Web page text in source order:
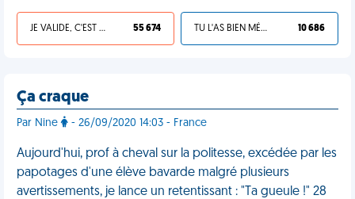
JE VALIDE, C'EST UNE VDM 55 674 TU L'AS BIEN MÉRITÉ 10 686
Ça craque
Par Nine - 26/09/2020 14:03 - France
Aujourd'hui, prof à cheval sur la politesse, excédée par les
papotages d'une élève bavarde malgré plusieurs
avertissements, je lance un retentissant : "Ta gueule !" 28